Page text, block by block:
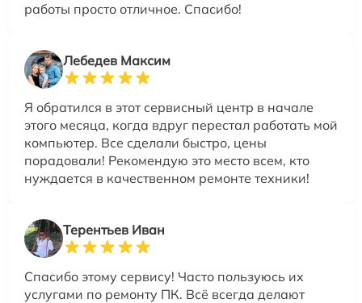
работы просто отличное. Спасибо!
Лебедев Максим
Я обратился в этот сервисный центр в начале
этого месяца, когда вдруг перестал работать мой
компьютер. Все сделали быстро, цены
порадовали! Рекомендую это место всем, кто
нуждается в качественном ремонте техники!
Терентьев Иван
Спасибо этому сервису! Часто пользуюсь их
услугами по ремонту ПК. Всё всегда делают